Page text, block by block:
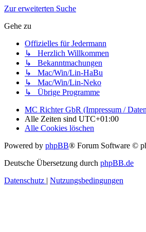
Zur erweiterten Suche
Gehe zu
Offizielles für Jedermann
↳ Herzlich Willkommen
↳ Bekanntmachungen
↳ Mac/Win/Lin-HaBu
↳ Mac/Win/Lin-Neko
↳ Übrige Programme
MC Richter GbR (Impressum /
Alle Zeiten sind UTC+01:00
Alle Cookies löschen
Powered by phpBB® Forum Software ©
Deutsche Übersetzung durch phpBB.de
Datenschutz
Nutzungsbedingungen